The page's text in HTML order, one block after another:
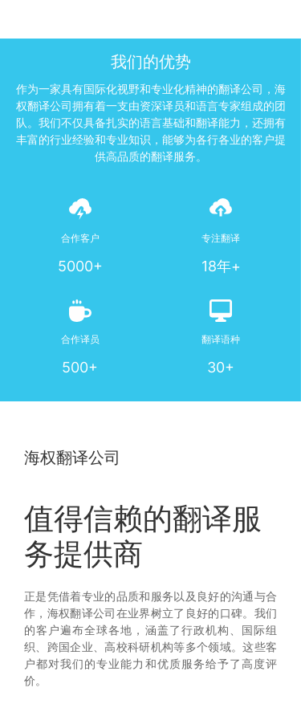
我们的优势
作为一家具有国际化视野和专业化精神的翻译公司，海
权翻译公司拥有着一支由资深译员和语言专家组成的团
队。我们不仅具备扎实的语言基础和翻译能力，还拥有
丰富的行业经验和专业知识，能够为各行各业的客户提
供高品质的翻译服务。
合作客户
5000+
专注翻译
18年+
合作译员
500+
翻译语种
30+
海权翻译公司
值得信赖的翻译服
务提供商
正是凭借着专业的品质和服务以及良好的沟通与合
作，海权翻译公司在业界树立了良好的口碑。我们
的客户遍布全球各地，涵盖了行政机构、国际组
织、跨国企业、高校科研机构等多个领域。这些客
户都对我们的专业能力和优质服务给予了高度评
价。